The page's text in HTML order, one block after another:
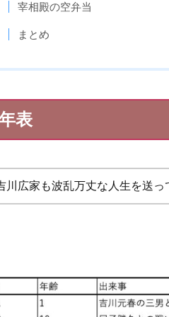
宰相殿の空弁当
まとめ
表
川広家も波乱万丈な人生を送っ